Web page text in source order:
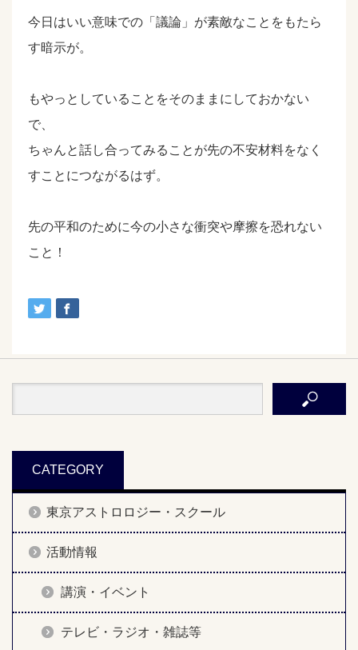
今日はいい意味での「議論」が素敵なことをもたら
す暗示が。
もやっとしていることをそのままにしておかない
で、
ちゃんと話し合ってみることが先の不安材料をなく
すことにつながるはず。
先の平和のために今の小さな衝突や摩擦を恐れない
こと！
CATEGORY
東京アストロロジー・スクール
活動情報
講演・イベント
テレビ・ラジオ・雑誌等